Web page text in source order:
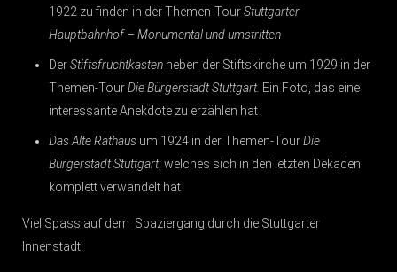
1922 zu finden in der Themen-TourStuttgarter
Hauptbahnhof – Monumental und umstritten
DerStiftsfruchtkasten neben der Stiftskirche um 1929 in der
Themen-TourDie Bürgerstadt Stuttgart. Ein Foto, das eine
interessante Anekdote zu erzählen hat
Das Alte Rathaus um 1924 in der Themen-TourDie
Bürgerstadt Stuttgart, welches sich in den letzten Dekaden
komplett verwandelt hat
Viel Spass auf dem Spaziergang durch die Stuttgarter
Innenstadt.